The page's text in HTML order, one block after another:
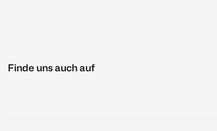
Finde uns auch auf